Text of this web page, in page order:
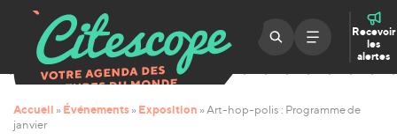
Recevoir
les
alertes
Accueil » Événements » Exposition » Art-hop-polis : Programme de
janvier